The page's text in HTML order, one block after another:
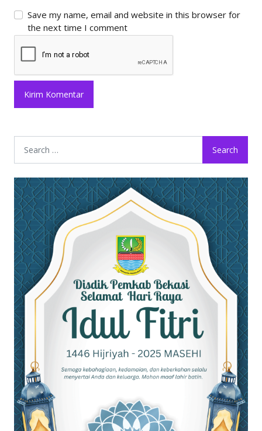
Save my name, email and website in this browser for
the next time I comment